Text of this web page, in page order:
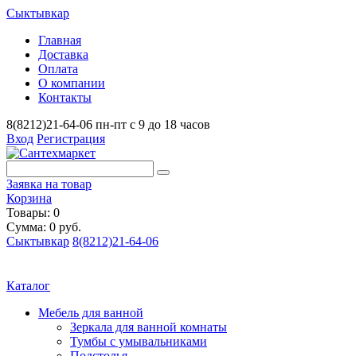
Сыктывкар
Главная
Доставка
Оплата
О компании
Контакты
8(8212)21-64-06 пн-пт с 9 до 18 часов
Вход Регистрация
Заявка на товар
Корзина
Товары: 0
Сумма: 0 руб.
Сыктывкар 8(8212)21-64-06
Каталог
Мебель для ванной
Зеркала для ванной комнаты
Тумбы с умывальниками